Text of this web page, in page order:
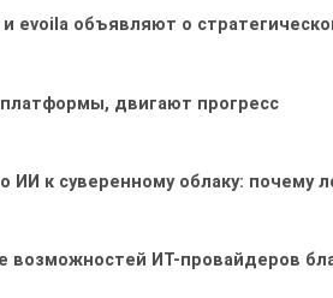
и evoila объявляют о
двигают прогресс
ИИ к суверенному облаку:
возможностей ИТ-провайдеров